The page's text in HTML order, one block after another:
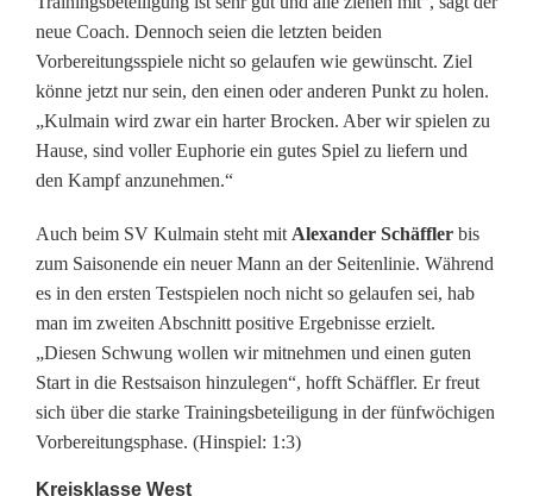
i
n
i
g
F
u
ß
b
a
l
neue Coach. Dennoch seien die letzten beiden
Vorbereitungsspiele nicht so gelaufen wie gewünscht. Ziel
könne jetzt nur sein, den einen oder anderen Punkt zu holen.
„Kulmain wird zwar ein harter Brocken. Aber wir spielen zu
Hause, sind voller Euphorie ein gutes Spiel zu liefern und
den Kampf anzunehmen.“
Auch beim SV Kulmain steht mit Alexander Schäffler bis
zum Saisonende ein neuer Mann an der Seitenlinie. Während
es in den ersten Testspielen noch nicht so gelaufen sei, hab
man im zweiten Abschnitt positive Ergebnisse erzielt.
„Diesen Schwung wollen wir mitnehmen und einen guten
Start in die Restsaison hinzulegen“, hofft Schäffler. Er freut
sich über die starke Trainingsbeteiligung in der fünfwöchigen
Vorbereitungsphase. (Hinspiel: 1:3)
Kreisklasse West